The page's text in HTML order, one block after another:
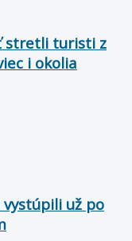
stretli turisti z
i okolia
už po